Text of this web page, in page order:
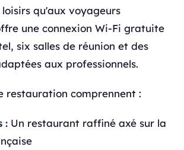
qu'aux voyageurs
une connexion Wi-Fi gratuite
six salles de réunion et des
aux professionnels.
restauration comprennent :
: Un restaurant raffiné axé sur la